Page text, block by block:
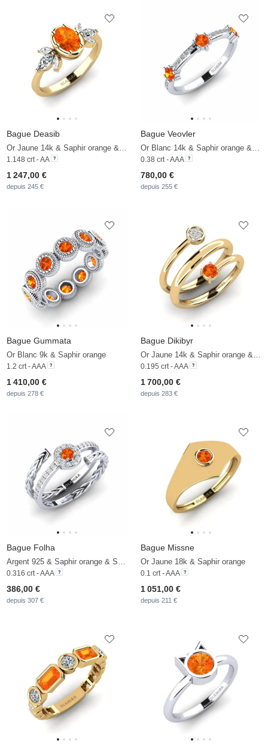
Bague Deasib
Or Jaune 14k & Saphir orange & Zircon
1.148 crt - AA
1 247,00 €
depuis 245 €
Bague Veovler
Or Blanc 14k & Saphir orange & Zircon
0.38 crt - AAA
780,00 €
depuis 255 €
Bague Gummata
Or Blanc 9k & Saphir orange
1.2 crt - AAA
1 410,00 €
depuis 278 €
Bague Dikibyr
Or Jaune 14k & Saphir orange & Zircon
0.195 crt - AAA
1 700,00 €
depuis 283 €
Bague Folha
Argent 925 & Saphir orange & Saphir Blanc
0.316 crt - AAA
386,00 €
depuis 307 €
Bague Missne
Or Jaune 18k & Saphir orange
0.1 crt - AAA
1 051,00 €
depuis 211 €